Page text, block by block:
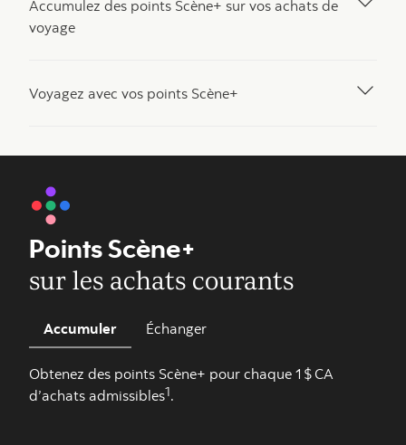
Accumulez des points Scène+ sur vos achats de
voyage
Voyagez avec vos points Scène+
Points Scène+
sur les achats courants
Accumuler Échanger
Obtenez des points Scène+ pour chaque 1 $ CA
d’achats admissibles1.